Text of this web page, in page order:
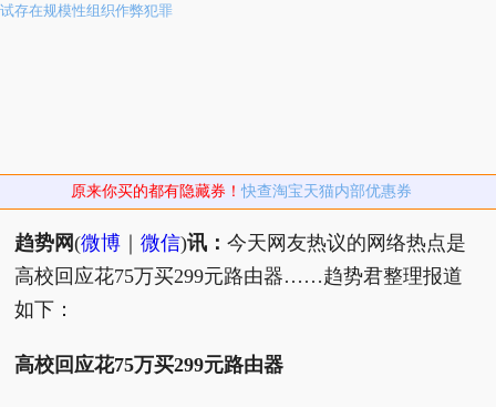
试存在规模性组织作弊犯罪
原来你买的都有隐藏券！快查淘宝天猫内部优惠券
趋势网(微博 ｜微信)讯：今天网友热议的网络热点是
高校回应花75万买299元路由器……趋势君整理报道
如下：
高校回应花75万买299元路由器